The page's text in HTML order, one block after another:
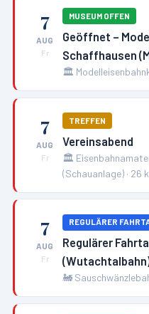
7
AUG
Fr
MUSEUM OFFEN
Geöffnet –
Schaffhausen
🏛️
7
AUG
Fr
TREFFEN
Vereinsabend
🏛️
(Schauanlage) · 26
7
AUG
Fr
REGULÄRER
Regulärer
🚂